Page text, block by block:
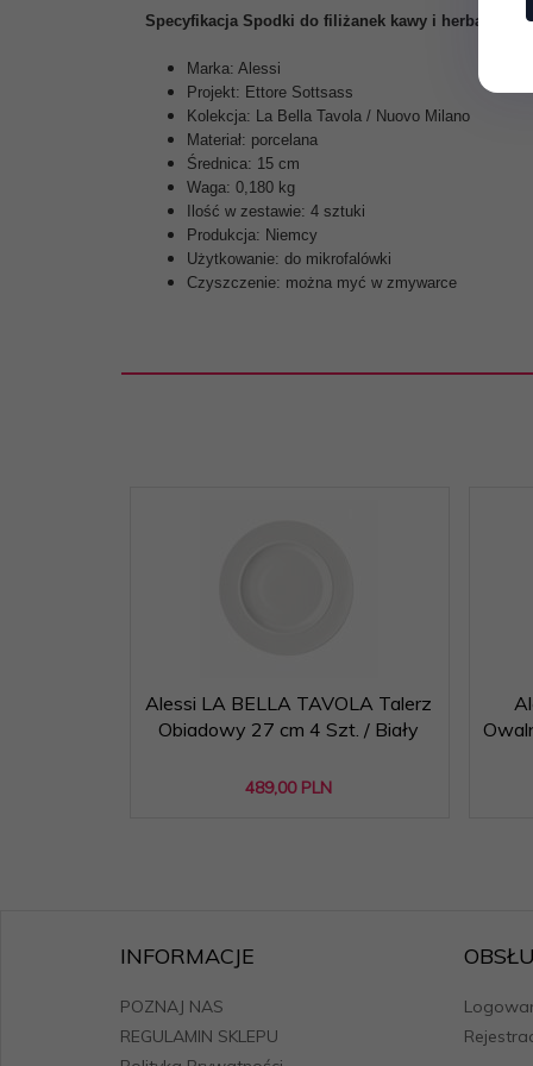
Specyfikacja Spodki do filiżanek kawy i herbaty La
Marka: Alessi
Projekt: Ettore Sottsass
Kolekcja: La Bella Tavola / Nuovo Milano
Materiał: porcelana
Średnica: 15 cm
Waga: 0,180 kg
Ilość w zestawie: 4 sztuki
Produkcja: Niemcy
Użytkowanie: do mikrofalówki
Czyszczenie: można myć w zmywarce
Alessi LA BELLA TAVOLA Talerz
Obiadowy 27 cm 4 Szt. / Biały
489,00 PLN
INFORMACJE
POZNAJ NAS
REGULAMIN SKLEPU